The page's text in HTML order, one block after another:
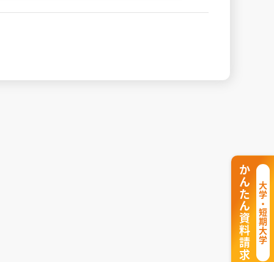
大学・短期大学
かんたん資料請求